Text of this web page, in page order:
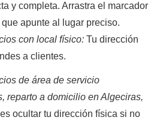
y completa. Arrastra el marcador
apunte al lugar preciso.
con local físico: Tu dirección
a clientes.
de área de servicio
reparto a domicilio en Algeciras,
ocultar tu dirección física si no